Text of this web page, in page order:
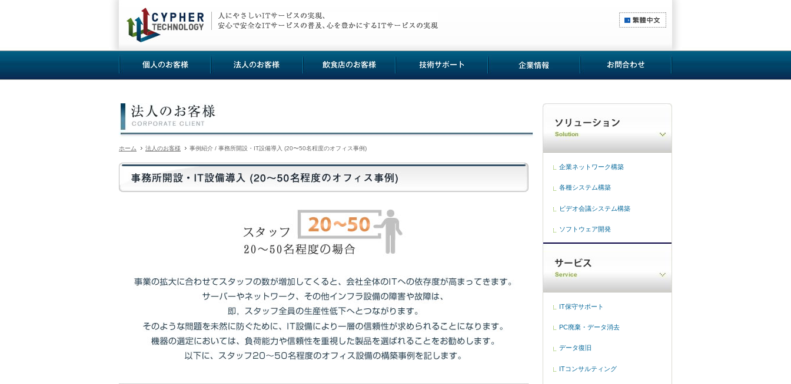
ホーム 法人のお客様 事例紹介 / 事務所開設・IT設備導入 (20〜50名程度のオフィス事例)
企業ネットワーク構築
各種システム構築
ビデオ会議システム構築
ソフトウェア開発
IT保守サポート
PC廃棄・データ消去
データ復旧
ITコンサルティング